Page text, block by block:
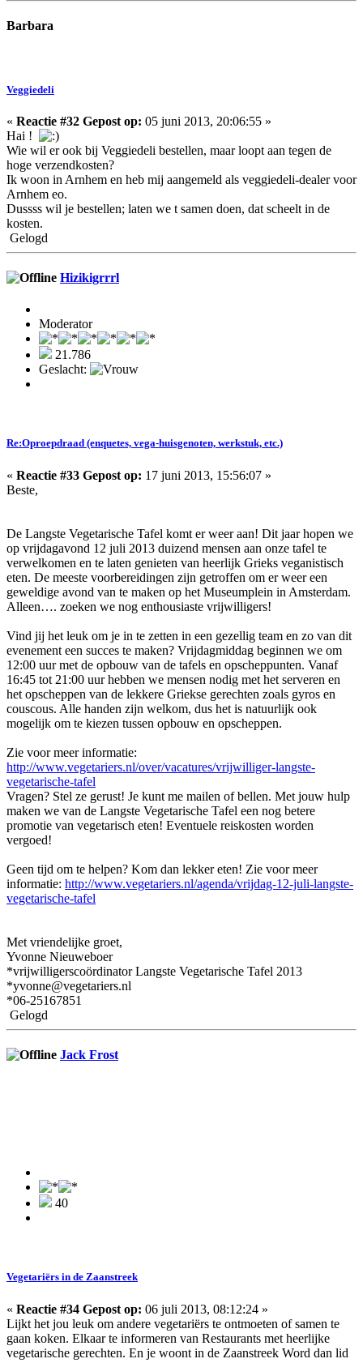
Barbara
Veggiedeli
« Reactie #32 Gepost op: 05 juni 2013, 20:06:55 »
Hai !
Wie wil er ook bij Veggiedeli bestellen, maar loopt aan tegen de
hoge verzendkosten?
Ik woon in Arnhem en heb mij aangemeld als veggiedeli-dealer voor
Arnhem eo.
Dussss wil je bestellen; laten we t samen doen, dat scheelt in de
kosten.
Gelogd
Hizikigrrrl
Moderator
21.786
Geslacht:
Re:Oproepdraad (enquetes, vega-huisgenoten, werkstuk, etc.)
« Reactie #33 Gepost op: 17 juni 2013, 15:56:07 »
Beste,
De Langste Vegetarische Tafel komt er weer aan! Dit jaar hopen we
op vrijdagavond 12 juli 2013 duizend mensen aan onze tafel te
verwelkomen en te laten genieten van heerlijk Grieks veganistisch
eten. De meeste voorbereidingen zijn getroffen om er weer een
geweldige avond van te maken op het Museumplein in Amsterdam.
Alleen…. zoeken we nog enthousiaste vrijwilligers!
Vind jij het leuk om je in te zetten in een gezellig team en zo van dit
evenement een succes te maken? Vrijdagmiddag beginnen we om
12:00 uur met de opbouw van de tafels en opscheppunten. Vanaf
16:45 tot 21:00 uur hebben we mensen nodig met het serveren en
het opscheppen van de lekkere Griekse gerechten zoals gyros en
couscous. Alle handen zijn welkom, dus het is natuurlijk ook
mogelijk om te kiezen tussen opbouw en opscheppen.
Zie voor meer informatie:
http://www.vegetariers.nl/over/vacatures/vrijwilliger-langste-
vegetarische-tafel
Vragen? Stel ze gerust! Je kunt me mailen of bellen. Met jouw hulp
maken we van de Langste Vegetarische Tafel een nog betere
promotie van vegetarisch eten! Eventuele reiskosten worden
vergoed!
Geen tijd om te helpen? Kom dan lekker eten! Zie voor meer
informatie: http://www.vegetariers.nl/agenda/vrijdag-12-juli-langste-
vegetarische-tafel
Met vriendelijke groet,
Yvonne Nieuweboer
*vrijwilligerscoördinator Langste Vegetarische Tafel 2013
*yvonne@vegetariers.nl
*06-25167851
Gelogd
Jack Frost
40
Vegetariërs in de Zaanstreek
« Reactie #34 Gepost op: 06 juli 2013, 08:12:24 »
Lijkt het jou leuk om andere vegetariërs te ontmoeten of samen te
gaan koken. Elkaar te informeren van Restaurants met heerlijke
vegetarische gerechten. En je woont in de Zaanstreek Word dan lid